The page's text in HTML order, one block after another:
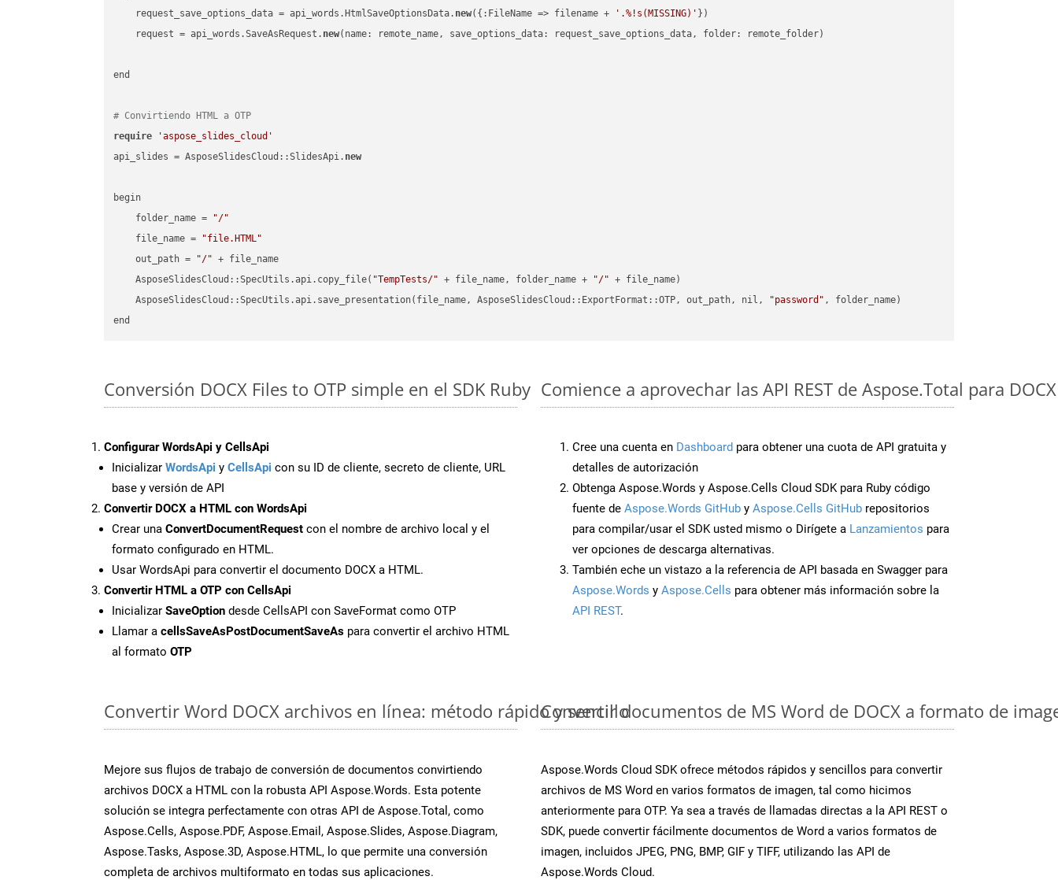
    request_save_options_data = api_words.HtmlSaveOptionsData.
new({:FileName => filename + '.%!s(MISSING)' })
    request = api_words.SaveAsRequest.
new(name: remote_name, save_options_data: request_save_options_data, folder: remote_folder)
end
# Convirtiendo HTML a OTP
require
'aspose_slides_cloud'
api_slides = AsposeSlidesCloud::SlidesApi. new
begin
    folder_name =
"/"
    file_name =
"file.HTML"
    out_path =
"/" + file_name
    AsposeSlidesCloud::SpecUtils.api.copy_file(
"TempTests/" + file_name, folder_name + "/" + file_name)
    AsposeSlidesCloud::SpecUtils.api.save_presentation(file_name, AsposeSlidesCloud::ExportFormat::OTP, out_path, nil,
"password" , folder_name)
Conversión DOCX Files to OTP simple en el SDK Ruby
Configurar WordsApi y CellsApi
Inicializar WordsApi y CellsApi con su ID de cliente, secreto de cliente, URL
base y versión de API
Convertir DOCX a HTML con WordsApi
Crear una ConvertDocumentRequest con el nombre de archivo local y el
formato configurado en HTML.
Usar WordsApi para convertir el documento DOCX a HTML.
Convertir HTML a OTP con CellsApi
Inicializar SaveOption desde CellsAPI con SaveFormat como OTP
Llamar a cellsSaveAsPostDocumentSaveAs para convertir el archivo HTML
al formato OTP
Comience a aprovechar las API REST de Aspose.Total para
Cree una cuenta en Dashboard para obtener una cuota de API gratuita y
detalles de autorización
Obtenga Aspose.Words y Aspose.Cells Cloud SDK para Ruby código
fuente de Aspose.Words GitHub y Aspose.Cells GitHub repositorios
para compilar/usar el SDK usted mismo o Dirígete a Lanzamientos para
ver opciones de descarga alternativas.
También eche un vistazo a la referencia de API basada en Swagger para
Aspose.Words y Aspose.Cells para obtener más información sobre la
API REST.
Convertir Word DOCX archivos en línea: método rápido y sencillo
Mejore sus flujos de trabajo de conversión de documentos convirtiendo
archivos DOCX a HTML con la robusta API Aspose.Words. Esta potente
solución se integra perfectamente con otras API de Aspose.Total, como
Aspose.Cells, Aspose.PDF, Aspose.Email, Aspose.Slides, Aspose.Diagram,
Aspose.Tasks, Aspose.3D, Aspose.HTML, lo que permite una conversión
completa de archivos multiformato en todas sus aplicaciones.
Convertir documentos de MS Word de DOCX a formato de
Aspose.Words Cloud SDK ofrece métodos rápidos y sencillos para convertir
archivos de MS Word en varios formatos de imagen, tal como hicimos
anteriormente para OTP. Ya sea a través de llamadas directas a la API REST o
SDK, puede convertir fácilmente documentos de Word a varios formatos de
imagen, incluidos JPEG, PNG, BMP, GIF y TIFF, utilizando las API de
Aspose.Words Cloud.